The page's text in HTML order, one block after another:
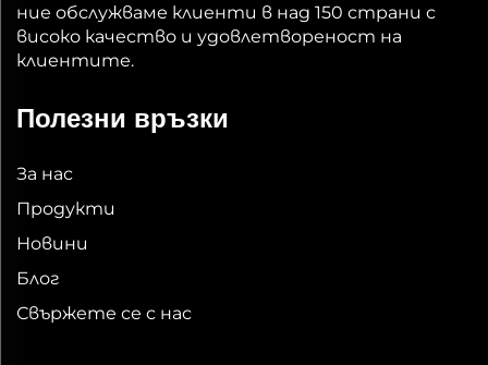
ние обслужваме клиенти в над 150 страни с
високо качество и удовлетвореност на
клиентите.
Полезни връзки
За нас
Продукти
Новини
Блог
Свържете се с нас